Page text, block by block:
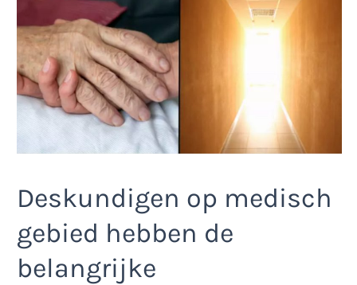
Deskundigen op medisch
gebied hebben de
belangrijke